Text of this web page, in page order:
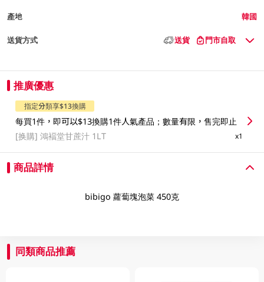
產地 韓國
送貨方式 送貨 門市自取
推廣優惠
指定分類享$13換購
每買1件，即可以$13換購1件人氣產品；數量有限，售完即止
[换購]鴻褔堂甘蔗汁 1LT x1
商品詳情
bibigo 蘿蔔塊泡菜 450克
同類商品推薦